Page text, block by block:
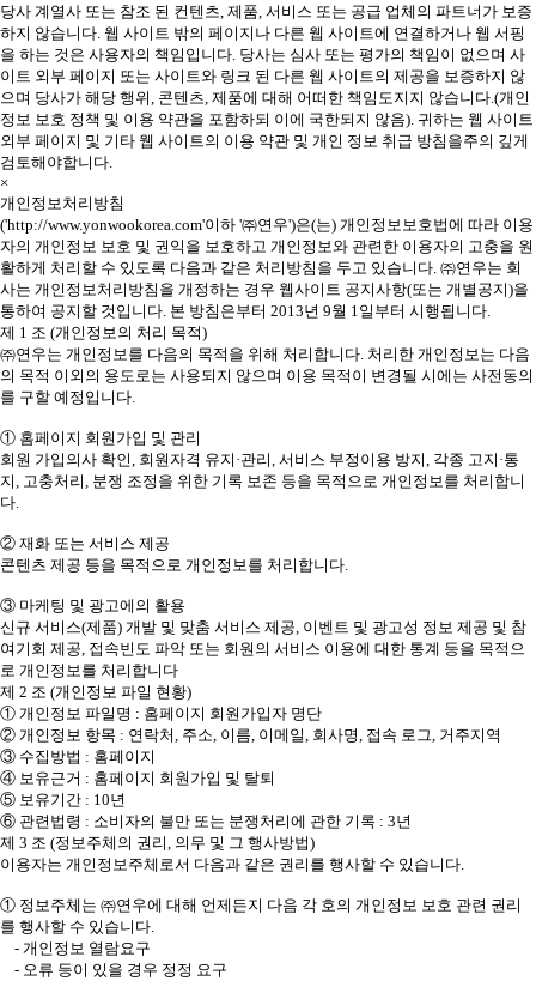
당사 계열사 또는 참조 된 컨텐츠, 제품, 서비스 또는 공급 업체의 파트너가 보증
하지 않습니다. 웹 사이트 밖의 페이지나 다른 웹 사이트에 연결하거나 웹 서핑
을 하는 것은 사용자의 책임입니다. 당사는 심사 또는 평가의 책임이 없으며 사
이트 외부 페이지 또는 사이트와 링크 된 다른 웹 사이트의 제공을 보증하지 않
으며 당사가 해당 행위, 콘텐츠, 제품에 대해 어떠한 책임도지지 않습니다.(개인
정보 보호 정책 및 이용 약관을 포함하되 이에 국한되지 않음). 귀하는 웹 사이트
외부 페이지 및 기타 웹 사이트의 이용 약관 및 개인 정보 취급 방침을주의 깊게
검토해야합니다.
×
개인정보처리방침
('http://www.yonwookorea.com'이하 '㈜연우')은(는) 개인정보보호법에 따라 이용
자의 개인정보 보호 및 권익을 보호하고 개인정보와 관련한 이용자의 고충을 원
활하게 처리할 수 있도록 다음과 같은 처리방침을 두고 있습니다. ㈜연우는 회
사는 개인정보처리방침을 개정하는 경우 웹사이트 공지사항(또는 개별공지)을
통하여 공지할 것입니다. 본 방침은부터 2013년 9월 1일부터 시행됩니다.
제 1 조 (개인정보의 처리 목적)
㈜연우는 개인정보를 다음의 목적을 위해 처리합니다. 처리한 개인정보는 다음
의 목적 이외의 용도로는 사용되지 않으며 이용 목적이 변경될 시에는 사전동의
를 구할 예정입니다.
① 홈페이지 회원가입 및 관리
회원 가입의사 확인, 회원자격 유지·관리, 서비스 부정이용 방지, 각종 고지·통
지, 고충처리, 분쟁 조정을 위한 기록 보존 등을 목적으로 개인정보를 처리합니
다.
② 재화 또는 서비스 제공
콘텐츠 제공 등을 목적으로 개인정보를 처리합니다.
③ 마케팅 및 광고에의 활용
신규 서비스(제품) 개발 및 맞춤 서비스 제공, 이벤트 및 광고성 정보 제공 및 참
여기회 제공, 접속빈도 파악 또는 회원의 서비스 이용에 대한 통계 등을 목적으
로 개인정보를 처리합니다
제 2 조 (개인정보 파일 현황)
① 개인정보 파일명 : 홈페이지 회원가입자 명단
② 개인정보 항목 : 연락처, 주소, 이름, 이메일, 회사명, 접속 로그, 거주지역
③ 수집방법 : 홈페이지
④ 보유근거 : 홈페이지 회원가입 및 탈퇴
⑤ 보유기간 : 10년
⑥ 관련법령 : 소비자의 불만 또는 분쟁처리에 관한 기록 : 3년
제 3 조 (정보주체의 권리, 의무 및 그 행사방법)
이용자는 개인정보주체로서 다음과 같은 권리를 행사할 수 있습니다.
① 정보주체는 ㈜연우에 대해 언제든지 다음 각 호의 개인정보 보호 관련 권리
를 행사할 수 있습니다.
- 개인정보 열람요구
- 오류 등이 있을 경우 정정 요구